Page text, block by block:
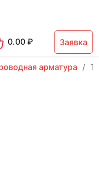
0.00₽ Заявка
арматура